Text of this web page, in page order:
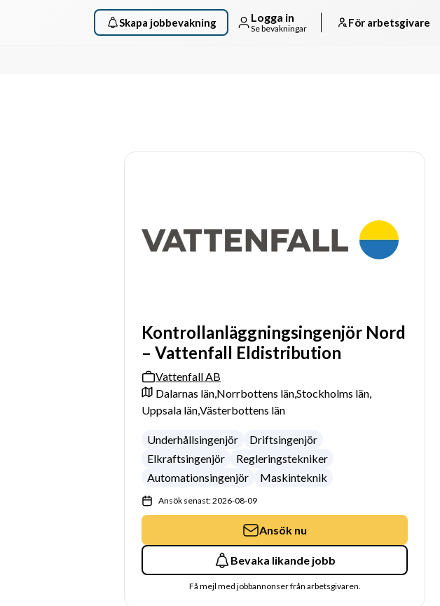
Skapa jobbevakning Logga in
Se bevakningar För arbetsgivare
Kontrollanläggningsingenjör Nord
– Vattenfall Eldistribution
Vattenfall AB
Dalarnas län,Norrbottens län,Stockholms län,
Uppsala län,Västerbottens län
Underhållsingenjör
Driftsingenjör
Elkraftsingenjör
Regleringstekniker
Automationsingenjör
Maskinteknik
Ansök senast: 2026-08-09
Ansök nu
Bevaka likande jobb
Få mejl med jobbannonser från arbetsgivaren.